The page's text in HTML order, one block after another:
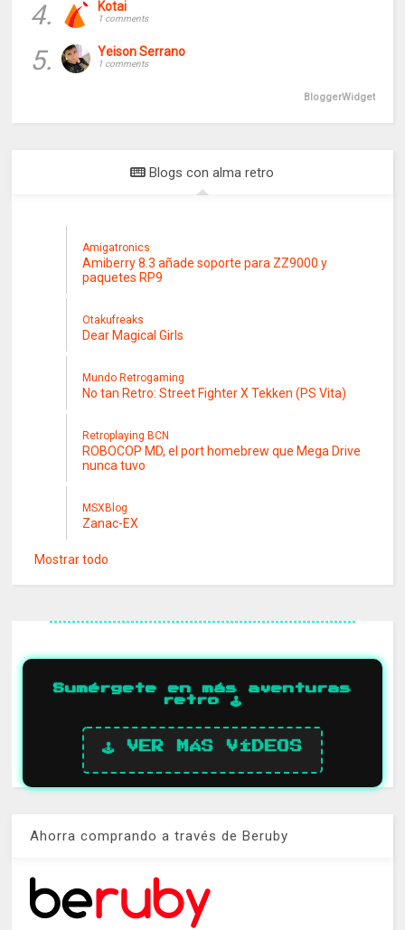
4. Kotai
1 comments
5. Yeison Serrano
1 comments
BloggerWidget
Blogs con alma retro
Amigatronics
Amiberry 8.3 añade soporte para ZZ9000 y
paquetes RP9
Otakufreaks
Dear Magical Girls
Mundo Retrogaming
No tan Retro: Street Fighter X Tekken (PS Vita)
Retroplaying BCN
ROBOCOP MD, el port homebrew que Mega Drive
nunca tuvo
MSXBlog
Zanac-EX
Mostrar todo
Sumérgete en más aventuras
retro 🕹️
🕹️ VER MÁS VÍDEOS
Ahorra comprando a través de Beruby